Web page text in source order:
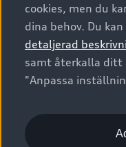
Audi Sport
Audi exclusive
Provkörning
Försäkring
Digitala manualer
Audi Collection –
Vanliga frågor
2G/3G nätet stängs
Audi Återförsäljare/-
myAudi
Pressmeddelanden
Nyhetsbrev
Vårt
© 2026 AUDI
Utgivare Juridiskt
Juridiskt Audi Digital
Anpassa inställningar
Visselblåsarkanaler
cookies, men du
dina behov. Du kan
detaljerad
samt återkalla ditt
"Anpassa